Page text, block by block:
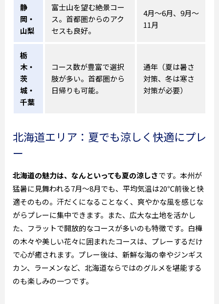
静
岡・
山梨
富士山を望む絶景コー
ス。首都圏からのアク
セスも良好。
4月～6月、9月～
11月
栃
木・
茨
城・
千葉
コース数が豊富で選択
肢が多い。首都圏から
日帰りも可能。
通年（夏は暑さ
対策、冬は寒さ
対策が必要）
北海道エリア：夏でも涼しく快適にプレ
ー
北海道の魅力は、なんといっても夏の涼しさです。本州が
猛暑に見舞われる7月～8月でも、平均気温は20℃前後と快
適そのもの。汗だくになることなく、爽やかな風を感じな
がらプレーに集中できます。また、広大な土地を活かし
た、フラットで開放的なコースが多いのも特徴です。白樺
の木々や美しい花々に囲まれたコースは、プレーするだけ
で心が癒されます。プレー後は、新鮮な海の幸やジンギス
カン、ラーメンなど、北海道ならではのグルメを堪能する
のも楽しみの一つです。